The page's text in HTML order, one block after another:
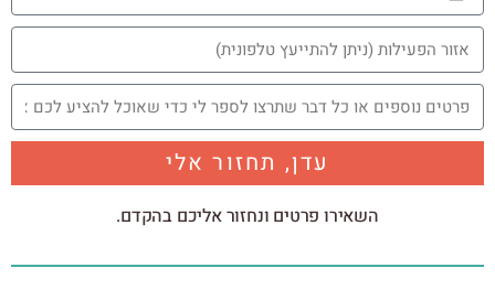
עדן, תחזור אלי
השאירו פרטים ונחזור אליכם בהקדם.